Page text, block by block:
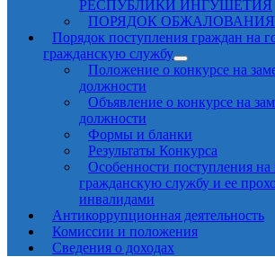
РЕСПУБЛИКИ ИНГУШЕТИЯ
ПОРЯДОК
Порядок поступления граждан на
гражданскую службу
Положение о конкурсе на
должности
Объявление о конкурсе на
должности
Формы и бланки
Результаты Конкурса
Особенности поступления на
гражданскую службу и ее
инвалидами
Антикоррупционная деятельность
Комиссии и положения
Сведения о доходах